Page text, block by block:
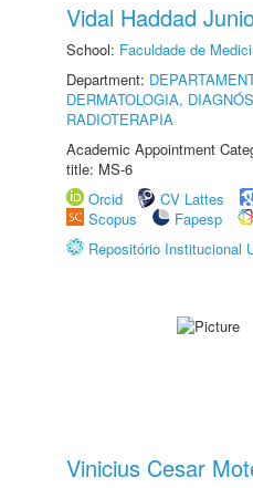
Vidal Haddad
School: Faculdade de
Department:
DERMATOLOGIA,
RADIOTERAPIA
Academic Appointment
title: MS-6
Orcid
CV Lattes
Scopus
Fapesp
Repositório Institucional
Vinicius Cesar